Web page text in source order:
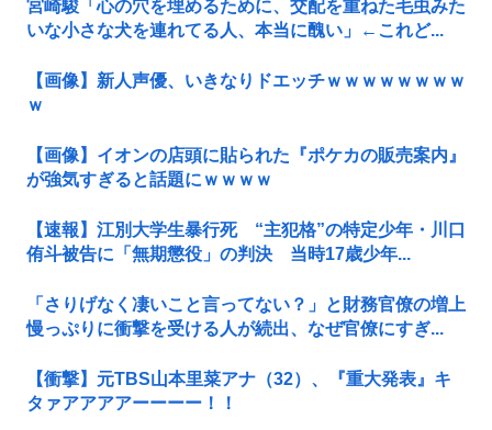
宮崎駿「心の穴を埋めるために、交配を重ねた毛虫みた
いな小さな犬を連れてる人、本当に醜い」←これど...
【画像】新人声優、いきなりドエッチｗｗｗｗｗｗｗｗ
ｗ
【画像】イオンの店頭に貼られた『ポケカの販売案内』
が強気すぎると話題にｗｗｗｗ
【速報】江別大学生暴行死 “主犯格”の特定少年・川口
侑斗被告に「無期懲役」の判決 当時17歳少年...
「さりげなく凄いこと言ってない？」と財務官僚の増上
慢っぷりに衝撃を受ける人が続出、なぜ官僚にすぎ...
【衝撃】元TBS山本里菜アナ（32）、『重大発表』キ
タァアアアアーーーー！！